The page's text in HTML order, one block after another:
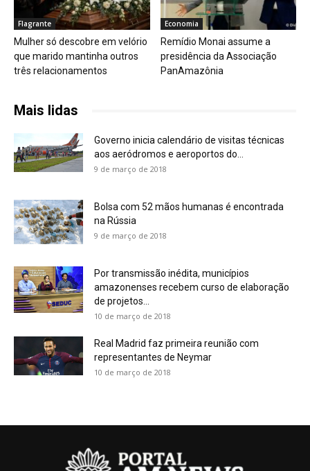
Flagrante
Mulher só descobre em velório
que marido mantinha outros
três relacionamentos
Economia
Remídio Monai assume a
presidência da Associação
PanAmazônia
Mais lidas
Governo inicia calendário de visitas técnicas
aos aeródromos e aeroportos do...
9 de março de 2018
Bolsa com 52 mãos humanas é encontrada
na Rússia
9 de março de 2018
Por transmissão inédita, municípios
amazonenses recebem curso de elaboração
de projetos...
10 de março de 2018
Real Madrid faz primeira reunião com
representantes de Neymar
10 de março de 2018